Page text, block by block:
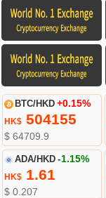
BTC/HKD +0.15%
HK$504155
$ 64709.9
ADA/HKD -1.15%
HK$1.61
$ 0.207